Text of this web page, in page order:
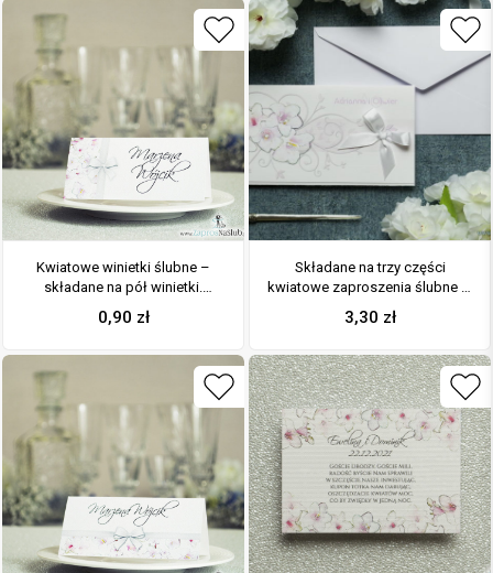
Kwiatowe winietki ślubne –
składane na pół winietki.
Różowe oraz białe kwiaty z
malowaną, pionową wstążką
0,90 zł
Składane na trzy części
kwiatowe zaproszenia ślubne w
formacie DL. Różowo-białe
kwiaty, biała kokardka i
ZAP-95-07
3,30 zł